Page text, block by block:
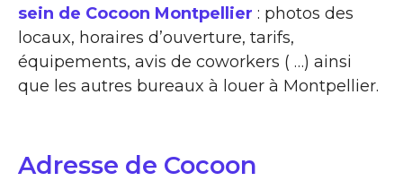
sein de Cocoon Montpellier : photos des
locaux, horaires d’ouverture, tarifs,
équipements, avis de coworkers ( …) ainsi
que les autres bureaux à louer à Montpellier.
Adresse de Cocoon